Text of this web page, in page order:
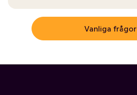
Vanliga frågor